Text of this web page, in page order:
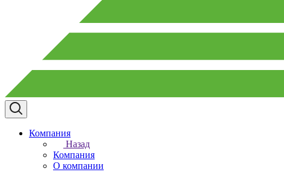
Компания
Назад
Компания
О компании